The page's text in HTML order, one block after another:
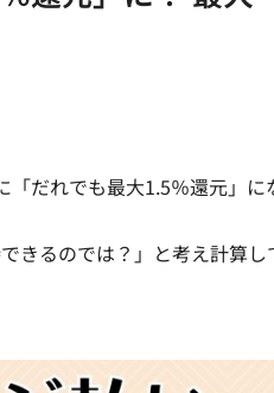
「だれでも最大1.5％還元」に
きるのでは？」と考え計算し